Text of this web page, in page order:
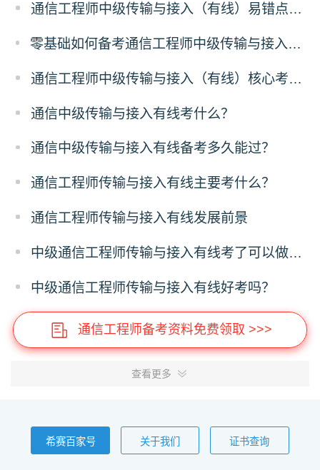
通信工程师中级传输与接入（有线）易错点解析
零基础如何备考通信工程师中级传输与接入（有线）？
通信工程师中级传输与接入（有线）核心考点梳理
通信中级传输与接入有线考什么？
通信中级传输与接入有线备考多久能过？
通信工程师传输与接入有线主要考什么？
通信工程师传输与接入有线发展前景
中级通信工程师传输与接入有线考了可以做什么？
中级通信工程师传输与接入有线好考吗？
通信工程师备考资料免费领取 >>>
查看更多
希赛百家号 关于我们 证书查询